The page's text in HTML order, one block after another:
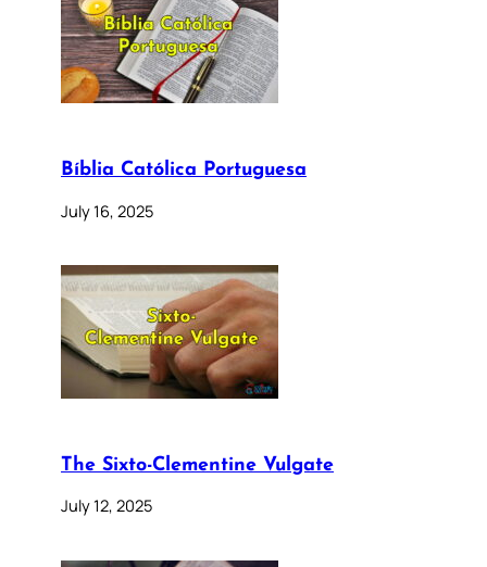
Bíblia Católica Portuguesa
July 16, 2025
The Sixto-Clementine Vulgate
July 12, 2025